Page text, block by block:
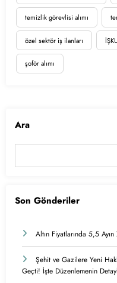
temizlik görevlisi alımı
özel sektör iş ilanları
şoför alımı
Ara
Son Gönderiler
Altın Fiyatlarında 5,5
Şehit ve Gazilere Yeni
Geçti! İşte Düzenlemenin